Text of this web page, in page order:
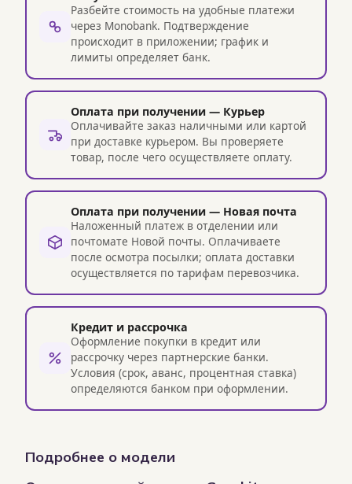
Разбейте стоимость на удобные платежи
через Monobank. Подтверждение
происходит в приложении; график и
лимиты определяет банк.
Оплата при получении — Курьер
Оплачивайте заказ наличными или картой
при доставке курьером. Вы проверяете
товар, после чего осуществляете оплату.
Оплата при получении — Новая почта
Наложенный платеж в отделении или
почтомате Новой почты. Оплачиваете
после осмотра посылки; оплата доставки
осуществляется по тарифам перевозчика.
Кредит и рассрочка
Оформление покупки в кредит или
рассрочку через партнерские банки.
Условия (срок, аванс, процентная ставка)
определяются банком при оформлении.
Подробнее о модели